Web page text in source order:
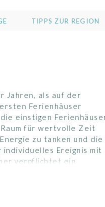
TIPPS ZUR REGION
Jahren, als auf der
Ferienhäuser
einstigen
für wertvolle Zeit
zu tanken und die
Ereignis mit
verpflichtet ein
und Erholung
diese in unserem